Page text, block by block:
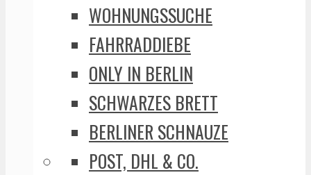
WOHNUNGSSUCHE
FAHRRADDIEBE
ONLY IN BERLIN
SCHWARZES BRETT
BERLINER SCHNAUZE
POST, DHL & CO.